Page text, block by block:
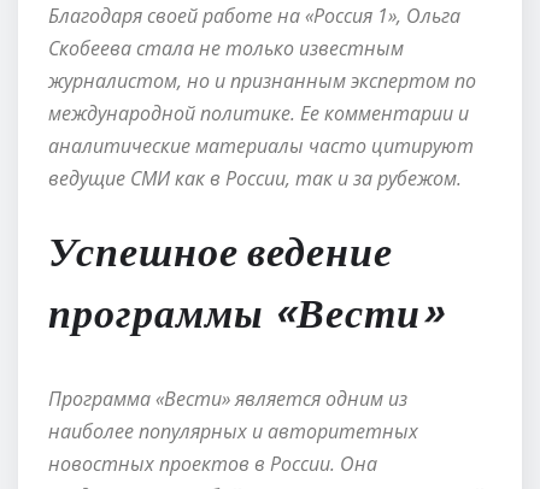
Благодаря своей работе на «Россия 1», Ольга
Скобеева стала не только известным
журналистом, но и признанным экспертом по
международной политике. Ее комментарии и
аналитические материалы часто цитируют
ведущие СМИ как в России, так и за рубежом.
Успешное ведение
программы «Вести»
Программа «Вести» является одним из
наиболее популярных и авторитетных
новостных проектов в России. Она